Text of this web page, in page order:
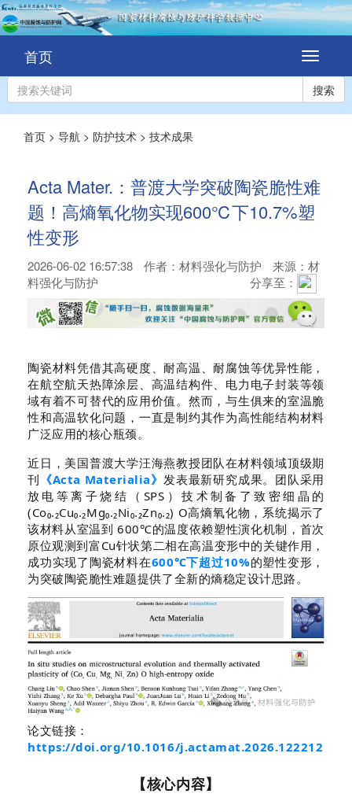
切
换
导
航
首页
搜索
首页 > 导航 > 防护技术 > 技术成果
Acta Mater.：普渡大学突破陶瓷脆性难
题！高熵氧化物实现600℃下10.7%塑
性变形
2026-06-02 16:57:38 作者： 材料强化与防护
来源：材
料强化与防护
分享至：
陶瓷材料凭借其高硬度、耐高温、耐腐蚀等优异性能，
在航空航天热障涂层、高温结构件、电力电子封装等领
域有着不可替代的应用价值。然而，与生俱来的室温脆
性和高温软化问题，一直是制约其作为高性能结构材料
广泛应用的核心瓶颈。
近日，美国普渡大学汪海燕教授团队在材料领域顶级期
刊 《Acta Materialia》发表最新研究成果。团队采用
放电等离子烧结（SPS）技术制备了致密细晶的
(Co₀.₂Cu₀.₂Mg₀.₂Ni₀.₂Zn₀.₂) O高熵氧化物，系统揭示了
该材料从室温到 600℃的温度依赖塑性演化机制，首次
原位观测到富Cu针状第二相在高温变形中的关键作用，
成功实现了陶瓷材料在600℃下超过10%的塑性变形，
为突破陶瓷脆性难题提供了全新的熵稳定设计思路。
论文链接：
https://doi.org/10.1016/j.actamat.2026.122212
【核心内容】